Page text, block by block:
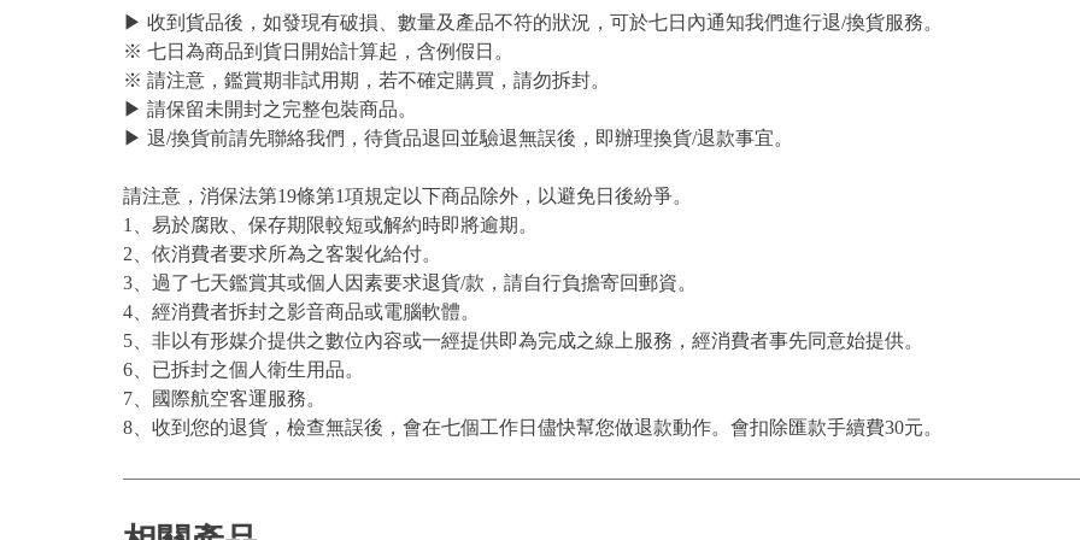
▶ 收到貨品後，如發現有破損、數量及產品不符的狀況，可於七日內通知我們進行退/換貨服務。
※ 七日為商品到貨日開始計算起，含例假日。
※ 請注意，鑑賞期非試用期，若不確定購買，請勿拆封。
▶ 請保留未開封之完整包裝商品。
▶ 退/換貨前請先聯絡我們，待貨品退回並驗退無誤後，即辦理換貨/退款事宜。
請注意，消保法第19條第1項規定以下商品除外，以避免日後紛爭。
1、易於腐敗、保存期限較短或解約時即將逾期。
2、依消費者要求所為之客製化給付。
3、過了七天鑑賞其或個人因素要求退貨/款，請自行負擔寄回郵資。
4、經消費者拆封之影音商品或電腦軟體。
5、非以有形媒介提供之數位內容或一經提供即為完成之線上服務，經消費者事先同意始提供。
6、已拆封之個人衛生用品。
7、國際航空客運服務。
8、收到您的退貨，檢查無誤後，會在七個工作日儘快幫您做退款動作。會扣除匯款手續費30元。